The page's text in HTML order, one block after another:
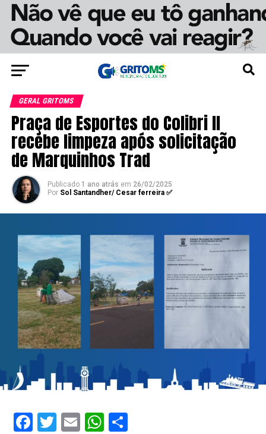
GERAL GRITOMS
Praça de Esportes do Colibri II
recebe limpeza após solicitação
de Marquinhos Trad
Publicado 1 ano atrás em 26/02/2025
Por Sol Santandher/ Cesar ferreira ✅
Facebook
Twitter
EmailWhatsApp
Share